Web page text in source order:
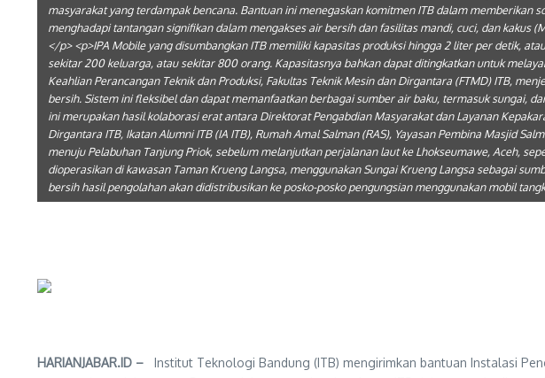
masyarakat yang terdampak bencana. Bantuan ini menegaskan komitmen ITB dalam
menghadapi tantangan signifikan dalam mengakses air bersih dan fasilitas mandi, cuci, dan
</p> <p>IPA Mobile yang disumbangkan ITB memiliki kapasitas produksi hingga 2 liter per detik,
sekitar 200 keluarga, atau sekitar 800 orang. Kapasitasnya bahkan dapat ditingkatkan untuk
Keahlian Perancangan Teknik dan Produksi, Fakultas Teknik Mesin dan Dirgantara (FTMD) ITB,
bersih. Sistem ini fleksibel dan dapat memanfaatkan berbagai sumber air baku, termasuk sungai,
ini merupakan hasil kolaborasi erat antara Direktorat Pengabdian Masyarakat dan Layanan
Dirgantara ITB, Ikatan Alumni ITB (IA ITB), Rumah Amal Salman (RAS), Yayasan Pembina Masjid
menuju Pelabuhan Tanjung Priok, sebelum melanjutkan perjalanan laut ke Lhokseumawe, Aceh,
dioperasikan di kawasan Taman Krueng Langsa, menggunakan Sungai Krueng Langsa sebagai
bersih hasil pengolahan akan didistribusikan ke posko-posko pengungsian menggunakan mobil
HARIANJABAR.ID – Institut Teknologi Bandung (ITB) mengirimkan bantuan Instalasi